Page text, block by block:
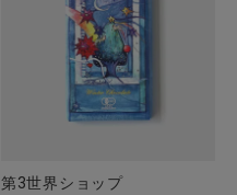
第3世界ショップ